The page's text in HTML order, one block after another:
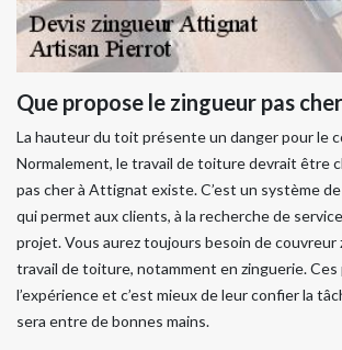
Que propose le zingueur pas
La hauteur du toit présente un danger pour le
Normalement, le travail de toiture devrait être
pas cher à Attignat existe. C’est un système
qui permet aux clients, à la recherche de
projet. Vous aurez toujours besoin de couvreur
travail de toiture, notamment en zinguerie.
l’expérience et c’est mieux de leur confier la
sera entre de bonnes mains.